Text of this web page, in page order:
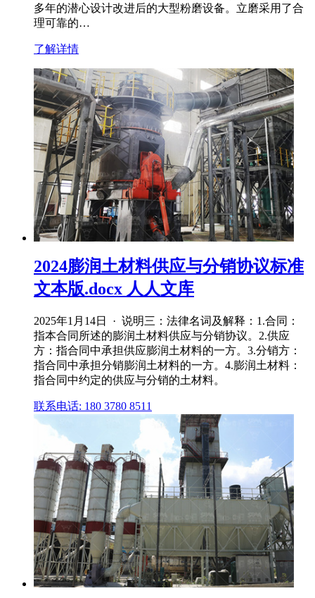
多年的潜心设计改进后的大型粉磨设备。立磨采用了合
理可靠的…
了解详情
2024膨润土材料供应与分销协议标准
文本版.docx 人人文库
2025年1月14日 · 说明三：法律名词及解释：1.合同：
指本合同所述的膨润土材料供应与分销协议。2.供应
方：指合同中承担供应膨润土材料的一方。3.分销方：
指合同中承担分销膨润土材料的一方。4.膨润土材料：
指合同中约定的供应与分销的土材料。
联系电话: 180 3780 8511